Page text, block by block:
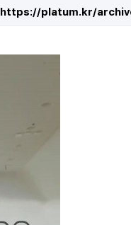
https://platum.kr/